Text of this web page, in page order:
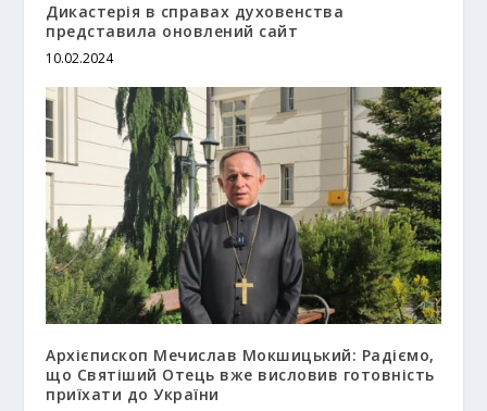
Дикастерія в справах духовенства
представила оновлений сайт
10.02.2024
Архієпископ Мечислав Мокшицький: Радіємо,
що Святіший Отець вже висловив готовність
приїхати до України